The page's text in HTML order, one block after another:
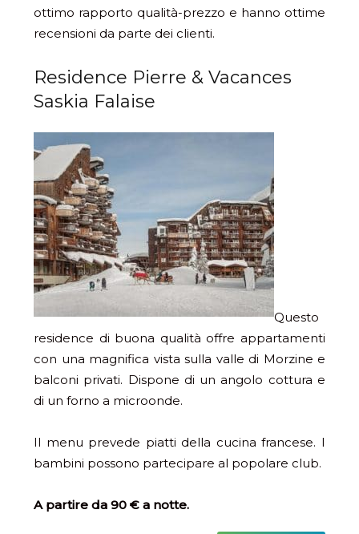
ottimo rapporto qualità-prezzo e hanno ottime
recensioni da parte dei clienti.
Residence Pierre & Vacances
Saskia Falaise
Questo
residence di buona qualità offre appartamenti
con una magnifica vista sulla valle di Morzine e
balconi privati. Dispone di un angolo cottura e
di un forno a microonde.
Il menu prevede piatti della cucina francese. I
bambini possono partecipare al popolare club.
A partire da 90 € a notte.